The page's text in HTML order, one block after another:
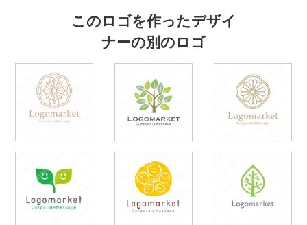
このロゴを作ったデザイ
ナーの別のロゴ